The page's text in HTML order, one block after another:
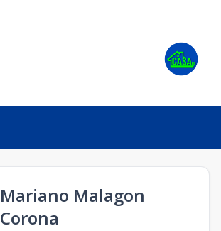
Mariano Malagon
Corona